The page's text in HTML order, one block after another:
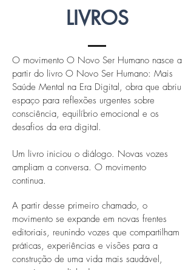
LIVROS
O movimento O Novo Ser Humano nasce a
partir do livro O Novo Ser Humano: Mais
Saúde Mental na Era Digital, obra que abriu
espaço para reflexões urgentes sobre
consciência, equilíbrio emocional e os
desafios da era digital.
Um livro iniciou o diálogo. Novas vozes
ampliam a conversa. O movimento
continua.
A partir desse primeiro chamado, o
movimento se expande em novas frentes
editoriais, reunindo vozes que compartilham
práticas, experiências e visões para a
construção de uma vida mais saudável,